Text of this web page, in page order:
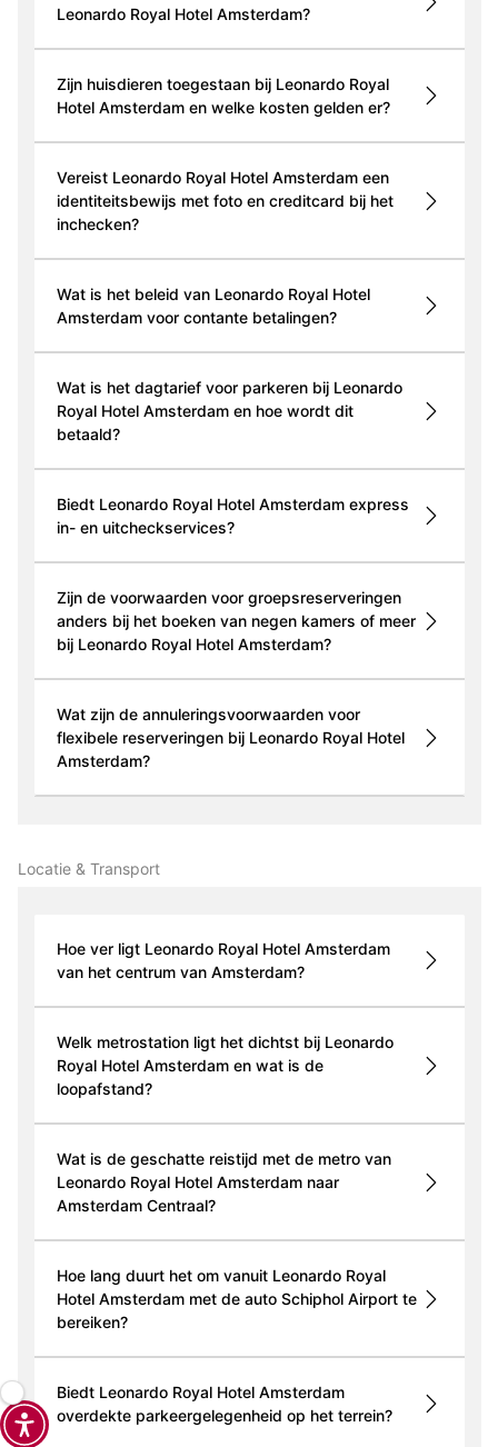
Leonardo Royal Hotel Amsterdam?
Zijn huisdieren toegestaan bij Leonardo Royal
Hotel Amsterdam en welke kosten gelden er?
Vereist Leonardo Royal Hotel Amsterdam een
identiteitsbewijs met foto en creditcard bij het
inchecken?
Wat is het beleid van Leonardo Royal Hotel
Amsterdam voor contante betalingen?
Wat is het dagtarief voor parkeren bij Leonardo
Royal Hotel Amsterdam en hoe wordt dit
betaald?
Biedt Leonardo Royal Hotel Amsterdam express
in- en uitcheckservices?
Zijn de voorwaarden voor groepsreserveringen
anders bij het boeken van negen kamers of meer
bij Leonardo Royal Hotel Amsterdam?
Wat zijn de annuleringsvoorwaarden voor
flexibele reserveringen bij Leonardo Royal Hotel
Amsterdam?
Locatie & Transport
Hoe ver ligt Leonardo Royal Hotel Amsterdam
van het centrum van Amsterdam?
Welk metrostation ligt het dichtst bij Leonardo
Royal Hotel Amsterdam en wat is de
loopafstand?
Wat is de geschatte reistijd met de metro van
Leonardo Royal Hotel Amsterdam naar
Amsterdam Centraal?
Hoe lang duurt het om vanuit Leonardo Royal
Hotel Amsterdam met de auto Schiphol Airport te
bereiken?
Biedt Leonardo Royal Hotel Amsterdam
overdekte parkeergelegenheid op het terrein?